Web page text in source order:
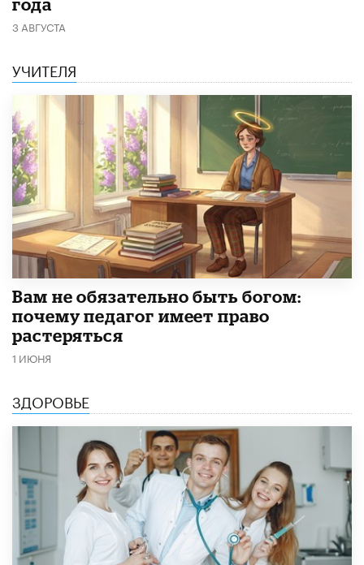
года
3 АВГУСТА
УЧИТЕЛЯ
​Вам не обязательно быть богом:
почему педагог имеет право
растеряться
1 ИЮНЯ
ЗДОРОВЬЕ